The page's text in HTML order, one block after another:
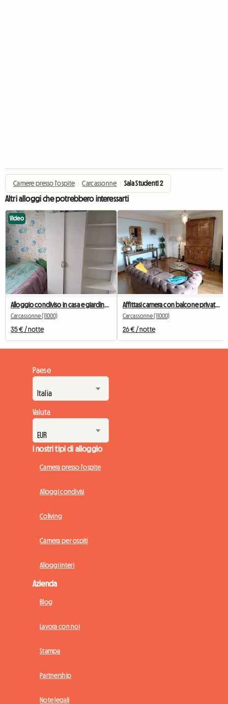
Camere presso l'ospite › Carcassonne › Sala Studenti 2
Altri alloggi che potrebbero interessarti
Video
Carcassonne (11000)
35 € / notte
Affittasi camera con balcone privato, vista sulla città medievale
Carcassonne (11000)
26 € / notte
Paese
Valuta
I nostri tipi di alloggio
Camera presso l'ospite
Alloggi condivisi
Coliving
Camera per ospiti
Alloggi interi
Azienda
Blog
Lavora con noi
Stampa
Partnership
Note legali